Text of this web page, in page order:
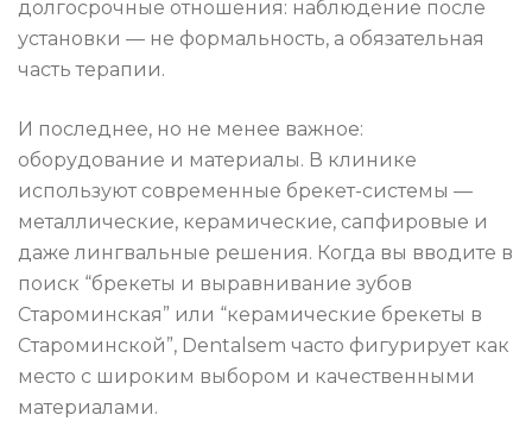
долгосрочные отношения: наблюдение после
установки — не формальность, а обязательная
часть терапии.
И последнее, но не менее важное:
оборудование и материалы. В клинике
используют современные брекет-системы —
металлические, керамические, сапфировые и
даже лингвальные решения. Когда вы вводите в
поиск “брекеты и выравнивание зубов
Староминская” или “керамические брекеты в
Староминской”, Dentalsem часто фигурирует как
место с широким выбором и качественными
материалами.